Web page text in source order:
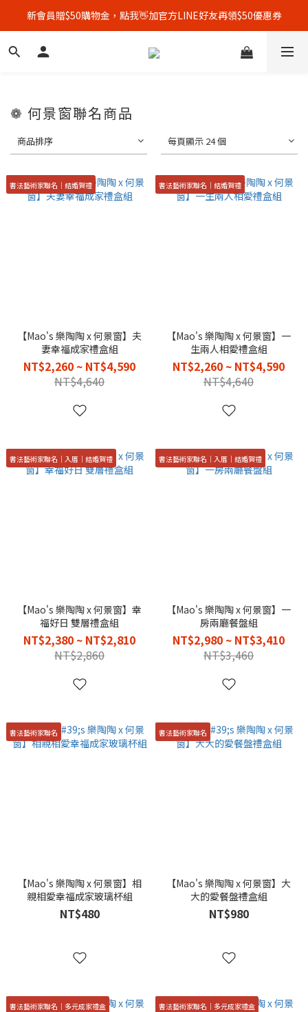
全館單筆消費滿3500元，即享免運優惠！🚚
新會員贈$50購物金，點我👋加官方LINE好友再領$50優惠券
顧客好評募集中，完成評價👏加贈$50元購物金！
❁ 何景窗聯名商品
商品排序 每頁顯示 24 個
書法藝術家聯名｜結婚賀禮
【Mao's 樂陶陶 x 何景窗】夫
妻幸福成家禮盒組
NT$2,260 ~ NT$4,590
NT$4,640
書法藝術家聯名｜結婚賀禮
【Mao's 樂陶陶 x 何景窗】一
生兩人相愛禮盒組
NT$2,260 ~ NT$4,590
NT$4,640
書法藝術家聯名｜入厝｜結婚賀禮
【Mao's 樂陶陶 x 何景窗】幸
福好日 雙層禮盒組
NT$2,380 ~ NT$2,810
NT$2,860
書法藝術家聯名｜入厝｜結婚賀禮
【Mao's 樂陶陶 x 何景窗】一
房兩廳餐盤組
NT$2,980 ~ NT$3,410
NT$3,460
書法藝術家聯名
【Mao's 樂陶陶 x 何景窗】相
親相愛幸福成家玻璃杯組
NT$480
書法藝術家聯名
【Mao's 樂陶陶 x 何景窗】大
大的愛餐盤禮盒組
NT$980
書法藝術家聯名｜多元成家禮盒 書法藝術家聯名｜多元成家禮盒